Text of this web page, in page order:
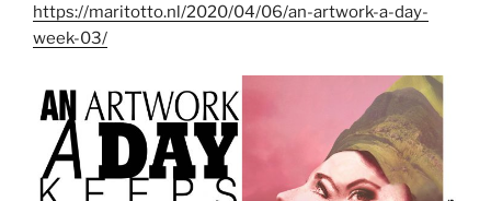
https://maritotto.nl/2020/04/06/an-artwork-a-day-
week-03/